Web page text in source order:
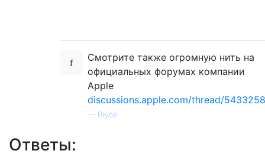
Смотрите также огромную нить на
официальных форумах компании
Apple
discussions.apple.com/thread/5433258
— Bryce
Ответы: